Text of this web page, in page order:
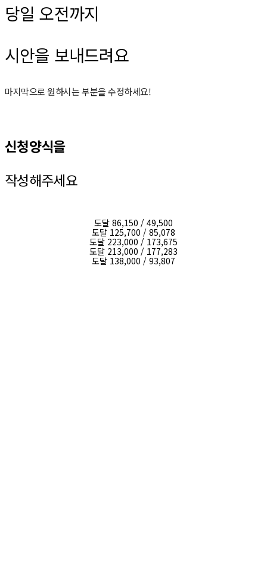
당일 오전까지
시안을 보내드려요
마지막으로 원하시는 부분을 수정하세요!
신청양식을
작성해주세요
도달 86,150 / 49,500
도달 125,700 / 85,078
도달 223,000 / 173,675
도달 213,000 / 177,283
도달 138,000 / 93,807